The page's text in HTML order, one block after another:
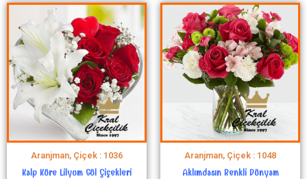
Aranjman, Çiçek : 1036
Kalp Küre Lilyum Gül Çiçekleri
Aranjman, Çiçek : 1048
Aklımdasın Renkli Dünyam